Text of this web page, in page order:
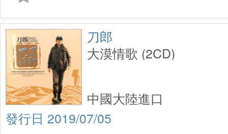
刀郎
大漠情歌 (2CD)
2019/07/05
中國大陸進口